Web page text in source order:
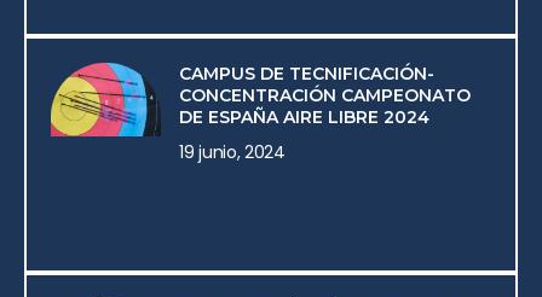
CAMPUS DE TECNIFICACIÓN-
CONCENTRACIÓN CAMPEONATO
DE ESPAÑA AIRE LIBRE 2024
19 junio, 2024